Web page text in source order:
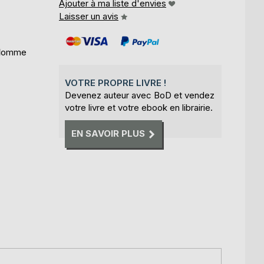
Ajouter à ma liste d'envies
Laisser un avis
VOTRE PROPRE LIVRE !
Devenez auteur avec BoD et vendez
votre livre et votre ebook en librairie.
EN SAVOIR PLUS